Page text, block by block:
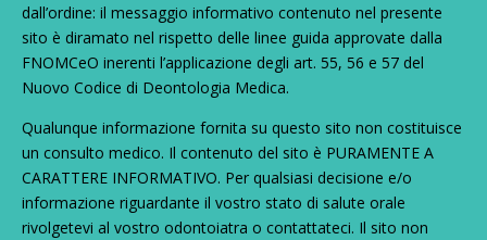
dall’ordine: il messaggio informativo contenuto nel presente
sito è diramato nel rispetto delle linee guida approvate dalla
FNOMCeO inerenti l’applicazione degli art. 55, 56 e 57 del
Nuovo Codice di Deontologia Medica.
Qualunque informazione fornita su questo sito non costituisce
un consulto medico. Il contenuto del sito è PURAMENTE A
CARATTERE INFORMATIVO. Per qualsiasi decisione e/o
informazione riguardante il vostro stato di salute orale
rivolgetevi al vostro odontoiatra o contattateci. Il sito non